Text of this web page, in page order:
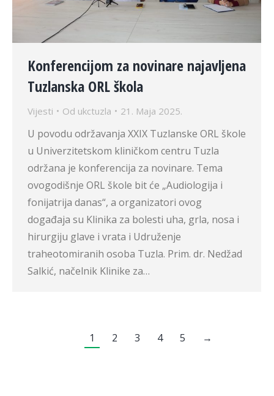
Konferencijom za novinare najavljena
Tuzlanska ORL škola
Vijesti Od ukctuzla 21. Maja 2025.
U povodu održavanja XXIX Tuzlanske ORL škole
u Univerzitetskom kliničkom centru Tuzla
održana je konferencija za novinare. Tema
ovogodišnje ORL škole bit će „Audiologija i
fonijatrija danas“, a organizatori ovog
događaja su Klinika za bolesti uha, grla, nosa i
hirurgiju glave i vrata i Udruženje
traheotomiranih osoba Tuzla. Prim. dr. Nedžad
Salkić, načelnik Klinike za…
1 2 3 4 5 →